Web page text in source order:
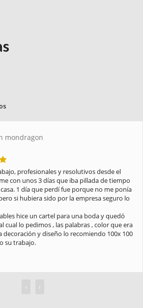
y estoy encantada. Gracias por la
y el saber hacer. Habéis sido
la presentación del paquete es
es un trabajo hecho con
otro evento será en vosotros en los
gracias por todo. Un saludo
‹ ›